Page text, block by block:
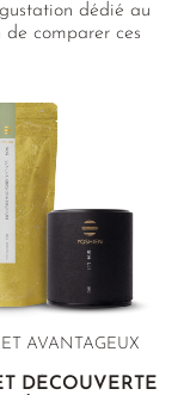
dédié au
comparer ces
thé vert, incluant
thés proviennent
dans un
culturelles
AVANTAGEUX
DÉCOUVERTE